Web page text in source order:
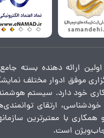
ارائه دهنده بسته
موفق ادوار مختلف
کاری خود دارد. سیستم
ارتقای
با معتبرترین
است.